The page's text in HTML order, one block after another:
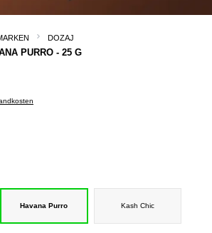
DOZAJ
PURRO - 25 G
Havana Purro Kash Chic